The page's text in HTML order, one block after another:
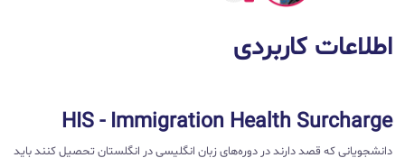
اطلاعات کاربردی
HIS - Immigration Health Surcharge
دانشجویانی که قصد دارند در دوره‌های زبان انگلیسی در انگلستان تحصیل کنند باید